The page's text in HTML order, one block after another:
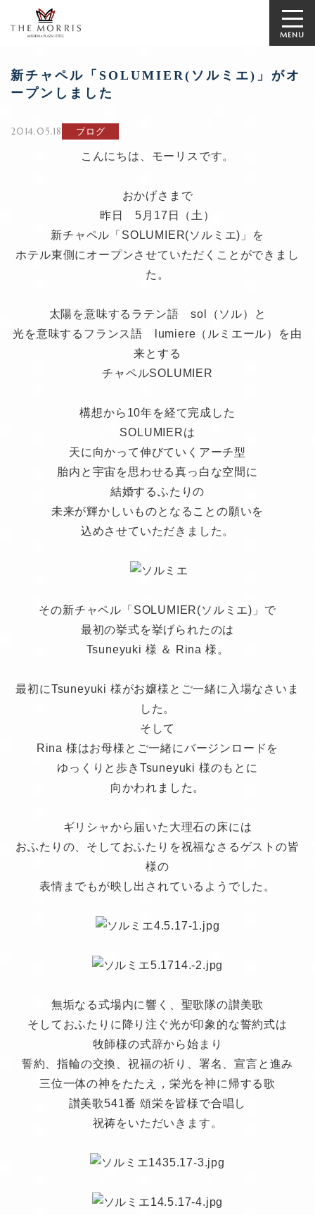
MENU
新チャペル「SOLUMIER(ソルミエ)」がオ
ープンしました
2014.05.18 ブログ
こんにちは、モーリスです。
おかげさまで
昨日 5月17日（土）
新チャペル「SOLUMIER(ソルミエ)」を
ホテル東側にオープンさせていただくことができまし
た。
太陽を意味するラテン語 sol（ソル）と
光を意味するフランス語 lumiere（ルミエール）を由
来とする
チャペルSOLUMIER
構想から10年を経て完成した
SOLUMIERは
天に向かって伸びていくアーチ型
胎内と宇宙を思わせる真っ白な空間に
結婚するふたりの
未来が輝かしいものとなることの願いを
込めさせていただきました。
その新チャペル「SOLUMIER(ソルミエ)」で
最初の挙式を挙げられたのは
Tsuneyuki 様 ＆ Rina 様。
最初にTsuneyuki 様がお嬢様とご一緒に入場なさいま
した。
そして
Rina 様はお母様とご一緒にバージンロードを
ゆっくりと歩きTsuneyuki 様のもとに
向かわれました。
ギリシャから届いた大理石の床には
おふたりの、そしておふたりを祝福なさるゲストの皆
様の
表情までもが映し出されているようでした。
無垢なる式場内に響く、聖歌隊の讃美歌
そしておふたりに降り注ぐ光が印象的な誓約式は
牧師様の式辞から始まり
誓約、指輪の交換、祝福の祈り、署名、宣言と進み
三位一体の神をたたえ，栄光を神に帰する歌
讃美歌541番 頌栄を皆様で合唱し
祝祷をいただいきます。